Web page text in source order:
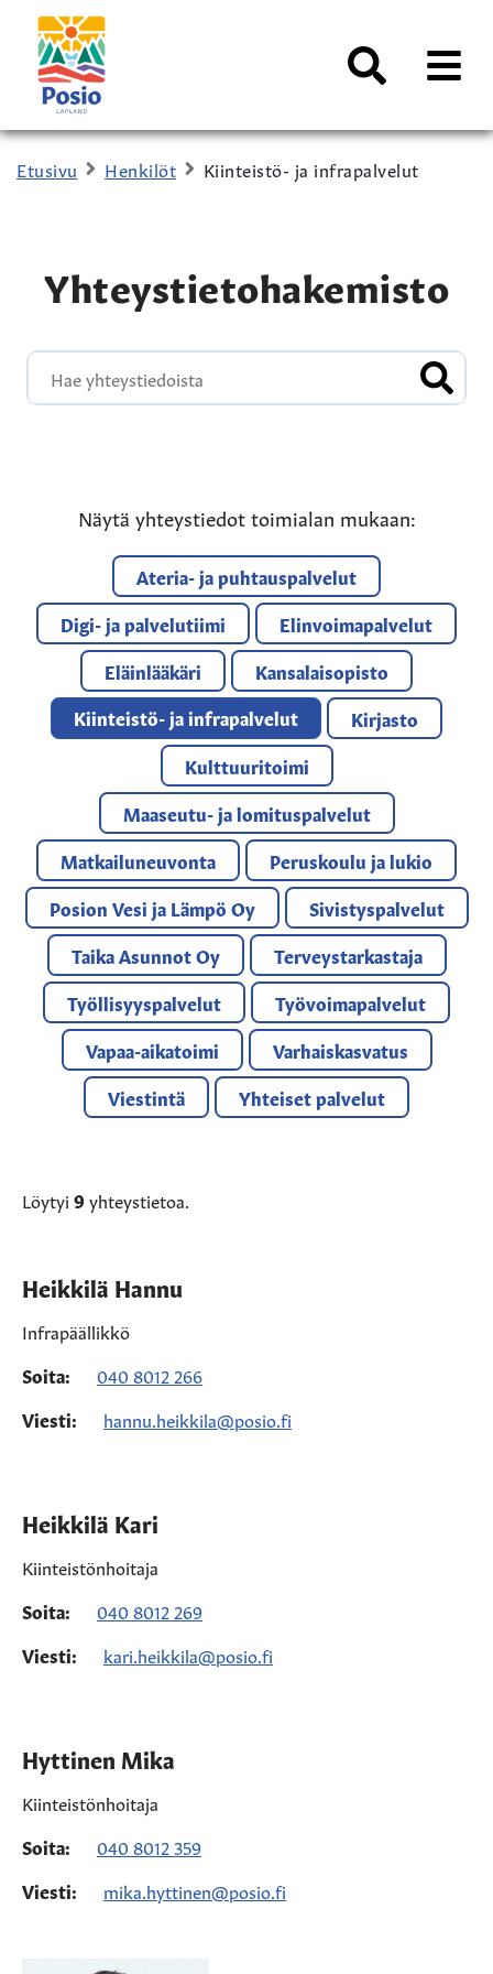
Siirry sisältöön
Kaupungin
logo
AVAA
Etusivu Henkilöt Kiinteistö- ja infrapalvelut
Yhteystietohakemisto
HAE
Näytä yhteystiedot toimialan mukaan:
Ateria- ja puhtauspalvelut
Digi- ja palvelutiimi
Elinvoimapalvelut
Eläinlääkäri
Kansalaisopisto
Kiinteistö- ja infrapalvelut
Kirjasto
Kulttuuritoimi
Maaseutu- ja lomituspalvelut
Matkailuneuvonta
Peruskoulu ja lukio
Posion Vesi ja Lämpö Oy
Sivistyspalvelut
Taika Asunnot Oy
Terveystarkastaja
Työllisyyspalvelut
Työvoimapalvelut
Vapaa-aikatoimi
Varhaiskasvatus
Viestintä
Yhteiset palvelut
Löytyi 9yhteystietoa.
Heikkilä Hannu
Infrapäällikkö
Soita:
040 8012 266
Viesti:
hannu.heikkila@posio.fi
Heikkilä Kari
Kiinteistönhoitaja
Soita:
040 8012 269
Viesti:
kari.heikkila@posio.fi
Hyttinen Mika
Kiinteistönhoitaja
Soita:
040 8012 359
Viesti:
mika.hyttinen@posio.fi